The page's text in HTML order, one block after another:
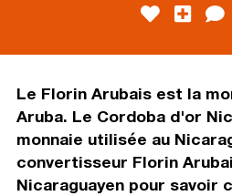
Le Florin Arubais est la
Aruba. Le Cordoba d'or
monnaie utilisée au
convertisseur Florin
Nicaraguayen pour savoir